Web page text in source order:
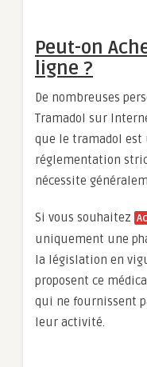
Peut-on
ligne ?
De nombreuses
Tramadol sur
que le tramadol est
réglementation
nécessite
Si vous souhaitez
uniquement une
la législation en
proposent ce
qui ne fournissent
leur activité.